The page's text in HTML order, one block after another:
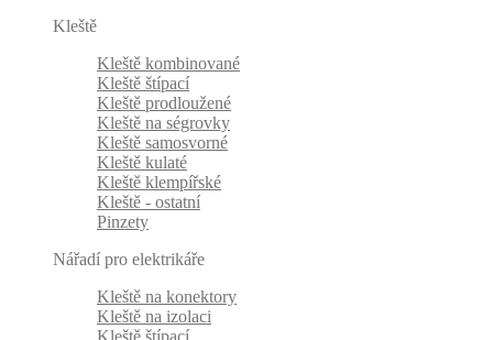
Kleště
Kleště kombinované
Kleště štípací
Kleště prodloužené
Kleště na ségrovky
Kleště samosvorné
Kleště kulaté
Kleště klempířské
Kleště - ostatní
Pinzety
Nářadí pro elektrikáře
Kleště na konektory
Kleště na izolaci